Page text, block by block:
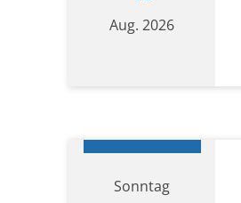
Aug. 2026
Sonntag